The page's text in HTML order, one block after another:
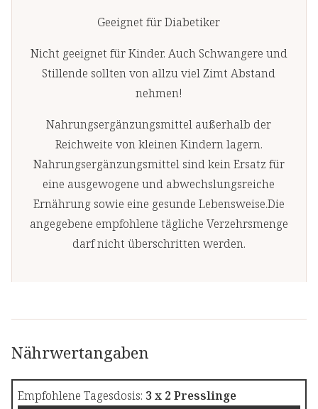
Geeignet für Diabetiker
Nicht geeignet für Kinder. Auch Schwangere und
Stillende sollten von allzu viel Zimt Abstand
nehmen!
Nahrungsergänzungsmittel außerhalb der
Reichweite von kleinen Kindern lagern.
Nahrungsergänzungsmittel sind kein Ersatz für
eine ausgewogene und abwechslungsreiche
Ernährung sowie eine gesunde Lebensweise.Die
angegebene empfohlene tägliche Verzehrsmenge
darf nicht überschritten werden.
Nährwertangaben
Empfohlene Tagesdosis: 3 x 2 Presslinge